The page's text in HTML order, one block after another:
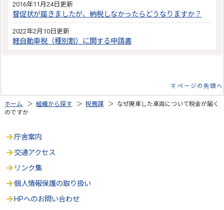
2016年11月24日更新
督促状が届きましたが、納税しなかったらどうなりますか？
2022年2月10日更新
軽自動車税（種別割）に関する申請書
ページの先頭へ
ホーム ＞組織から探す ＞税務課 ＞ なぜ廃車した車両について税金が届く
のですか
庁舎案内
交通アクセス
リンク集
個人情報保護の取り扱い
HPへのお問い合わせ